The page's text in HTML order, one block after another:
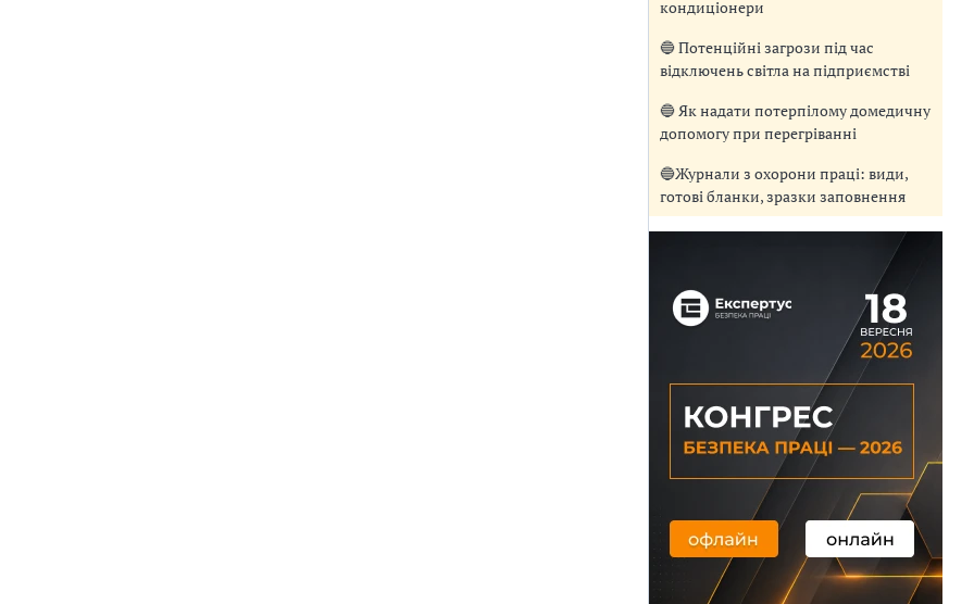
кондиціонери
🔵 Потенційні загрози під час
відключень світла на підприємстві
🔵 Як надати потерпілому домедичну
допомогу при перегріванні
🔵Журнали з охорони праці: види,
готові бланки, зразки заповнення